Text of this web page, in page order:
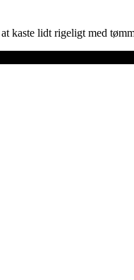
at kaste lidt rigeligt med